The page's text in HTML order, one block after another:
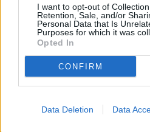
I want to opt-out of
Retention, Sale, and/or
Personal Data that Is
Purposes for which it was
Opted In
CONFIRM
Data Deletion Data
por 30
Decathlon
Vuelca una